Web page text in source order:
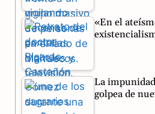
«En el
La
golpea de